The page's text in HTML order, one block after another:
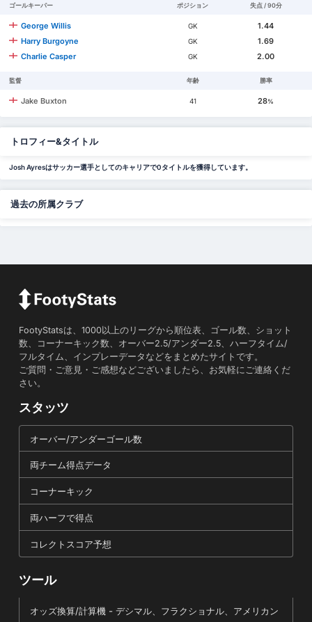
ゴールキーパー ポジション 失点 / 90分
George Willis GK
1.44
Harry Burgoyne
GK
1.69
Charlie Casper
GK 2.00
監督 年齢 勝率
Jake Buxton 41 28%
トロフィー&タイトル
Josh Ayresはサッカー選手としてのキャリアで0タイトルを獲得しています。
過去の所属クラブ
FootyStatsは、1000以上のリーグから順位表、ゴール数、ショット
数、コーナーキック数、オーバー2.5/アンダー2.5、ハーフタイム/
フルタイム、インプレーデータなどをまとめたサイトです。
ご質問・ご意見・ご感想などございましたら、お気軽にご連絡くだ
さい。
スタッツ
オーバー/アンダーゴール数
両チーム得点データ
コーナーキック
両ハーフで得点
コレクトスコア予想
ツール
オッズ換算/計算機 - デシマル、フラクショナル、アメリカン